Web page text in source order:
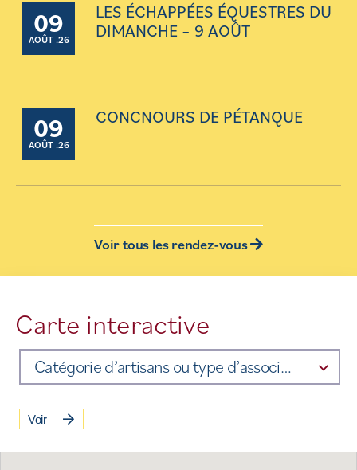
09
AOÛT .26
LES ÉCHAPPÉES ÉQUESTRES DU
DIMANCHE – 9 AOÛT
09
AOÛT .26
CONCNOURS DE PÉTANQUE
Voir tous les rendez-vous
Carte interactive
Catégorie d’artisans ou type d’association
Voir